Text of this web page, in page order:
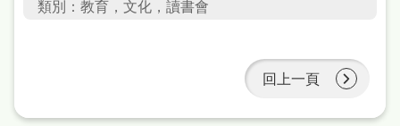
類別：教育，文化，讀書會
回上一頁